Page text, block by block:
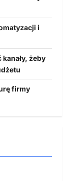
i
kanały, żeby
firmy